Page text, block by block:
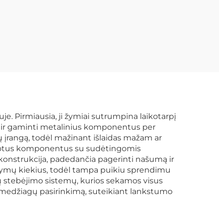
Pirmiausia, ji žymiai sutrumpina laikotarpį
gaminti metalinius komponentus per
todėl mažinant išlaidas mažam ar
komponentus su sudėtingomis
padedančia pagerinti našumą ir
kiekius, todėl tampa puikiu sprendimu
sistemų, kurios sekamos visus
pasirinkimą, suteikiant lankstumo